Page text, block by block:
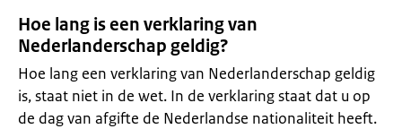
Hoe lang is een verklaring van
Nederlanderschap geldig?
Hoe lang een verklaring van Nederlanderschap geldig
is, staat niet in de wet. In de verklaring staat dat u op
de dag van afgifte de Nederlandse nationaliteit heeft.